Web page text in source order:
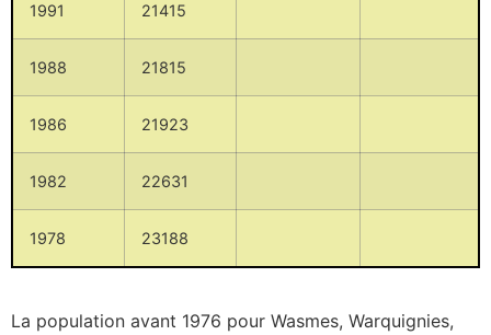
1991 21415
1988 21815
1986 21923
1982 22631
1978 23188
La population avant 1976 pour Wasmes, Warquignies,